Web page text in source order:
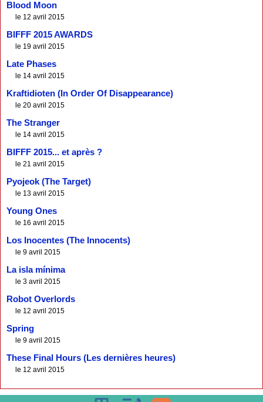
Blood Moon
le 12 avril 2015
BIFFF 2015 AWARDS
le 19 avril 2015
Late Phases
le 14 avril 2015
Kraftidioten (In Order Of Disappearance)
le 20 avril 2015
The Stranger
le 14 avril 2015
BIFFF 2015... et après ?
le 21 avril 2015
Pyojeok (The Target)
le 13 avril 2015
Young Ones
le 16 avril 2015
Los Inocentes (The Innocents)
le 9 avril 2015
La isla mínima
le 3 avril 2015
Robot Overlords
le 12 avril 2015
Spring
le 9 avril 2015
These Final Hours (Les dernières heures)
le 12 avril 2015